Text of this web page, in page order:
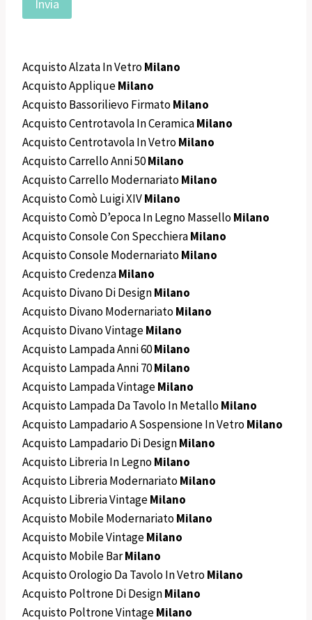
Acquisto Alzata In VetroMilano
Acquisto AppliqueMilano
Acquisto Bassorilievo FirmatoMilano
Acquisto Centrotavola In CeramicaMilano
Acquisto Centrotavola In VetroMilano
Acquisto Carrello Anni 50Milano
Acquisto Carrello ModernariatoMilano
Acquisto Comò Luigi XIVMilano
Acquisto Comò D’epoca In Legno MasselloMilano
Acquisto Console Con SpecchieraMilano
Acquisto Console ModernariatoMilano
Acquisto CredenzaMilano
Acquisto Divano Di DesignMilano
Acquisto Divano ModernariatoMilano
Acquisto Divano VintageMilano
Acquisto Lampada Anni 60Milano
Acquisto Lampada Anni 70Milano
Acquisto Lampada VintageMilano
Acquisto Lampada Da Tavolo In MetalloMilano
Acquisto Lampadario A Sospensione In VetroMilano
Acquisto Lampadario Di DesignMilano
Acquisto Libreria In LegnoMilano
Acquisto Libreria ModernariatoMilano
Acquisto Libreria VintageMilano
Acquisto Mobile ModernariatoMilano
Acquisto Mobile VintageMilano
Acquisto Mobile BarMilano
Acquisto Orologio Da Tavolo In VetroMilano
Acquisto Poltrone Di DesignMilano
Acquisto Poltrone VintageMilano